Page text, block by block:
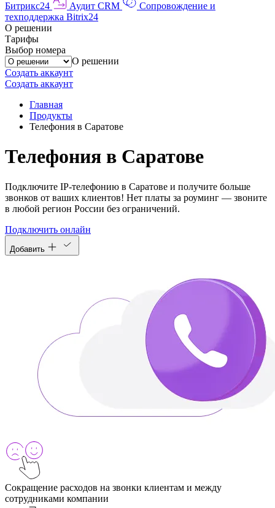
Битрикс24
Аудит CRM
Сопровождение и
техподдержка Bitrix24
О решении
Тарифы
Выбор номера
О решении
Создать аккаунт
Создать аккаунт
Главная
Продукты
Телефония в Саратове
Телефония в Саратове
Подключите IP-телефонию в Саратове и получите больше
звонков от ваших клиентов! Нет платы за роуминг — звоните
в любой регион России без ограничений.
Подключить онлайн
Добавить
Сокращение расходов на звонки клиентам и между
сотрудниками компании